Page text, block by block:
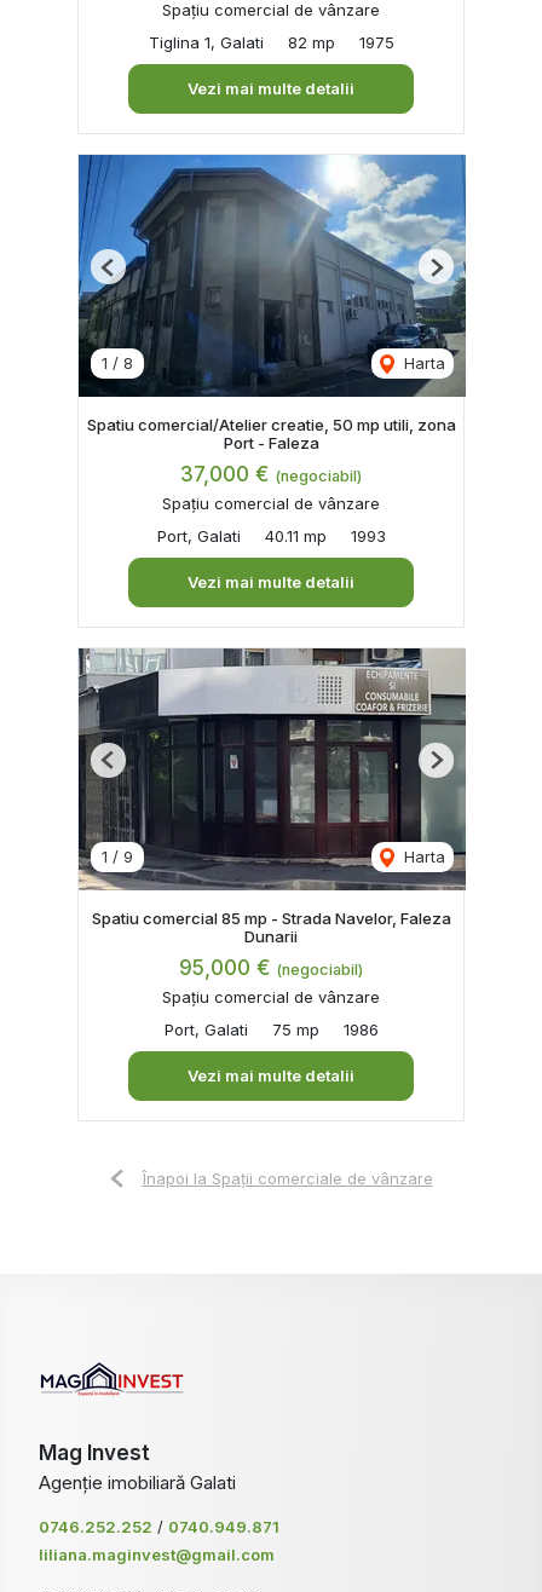
Spațiu comercial de vânzare
Tiglina 1, Galati
82 mp 1975
Vezi mai multe detalii
1 / 8 Harta
Previous Next
Spatiu comercial/Atelier creatie, 50 mp utili, zona
Port - Faleza
37,000 € (negociabil)
Spațiu comercial de vânzare
Port, Galati
40.11 mp 1993
Vezi mai multe detalii
1 / 9 Harta
Previous Next
Spatiu comercial 85 mp - Strada Navelor, Faleza
Dunarii
95,000 € (negociabil)
Spațiu comercial de vânzare
Port, Galati
75 mp 1986
Vezi mai multe detalii
Înapoi la Spații comerciale de vânzare
Mag Invest
Agenție imobiliară Galati
0746.252.252 / 0740.949.871
liliana.maginvest@gmail.com